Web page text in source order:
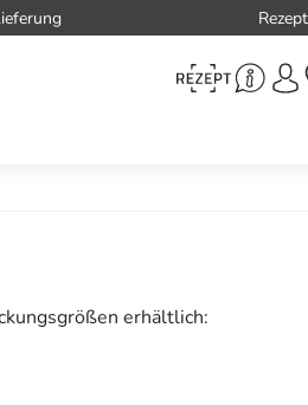
erhältlich: